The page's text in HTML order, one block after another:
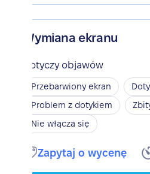
Wymiana ekranu
Dotyczy objawów
Przebarwiony ekran
Problem z dotykiem
Nie włącza się
Zapytaj o wycenę